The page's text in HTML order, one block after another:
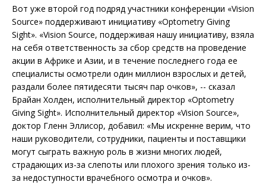
Вот уже второй год подряд участники конференции «Vision
Source» поддерживают инициативу «Optometry Giving
Sight». «Vision Source, поддерживая нашу инициативу, взяла
на себя ответственность за сбор средств на проведение
акции в Африке и Азии, и в течение последнего года ее
специалисты осмотрели один миллион взрослых и детей,
раздали более пятидесяти тысяч пар очков», -- сказал
Брайан Холден, исполнительный директор «Optometry
Giving Sight». Исполнительный директор «Vision Source»,
доктор Гленн Эллисор, добавил: «Мы искренне верим, что
наши руководители, сотрудники, пациенты и поставщики
могут сыграть важную роль в жизни многих людей,
страдающих из-за слепоты или плохого зрения только из-
за недоступности врачебного осмотра и очков».